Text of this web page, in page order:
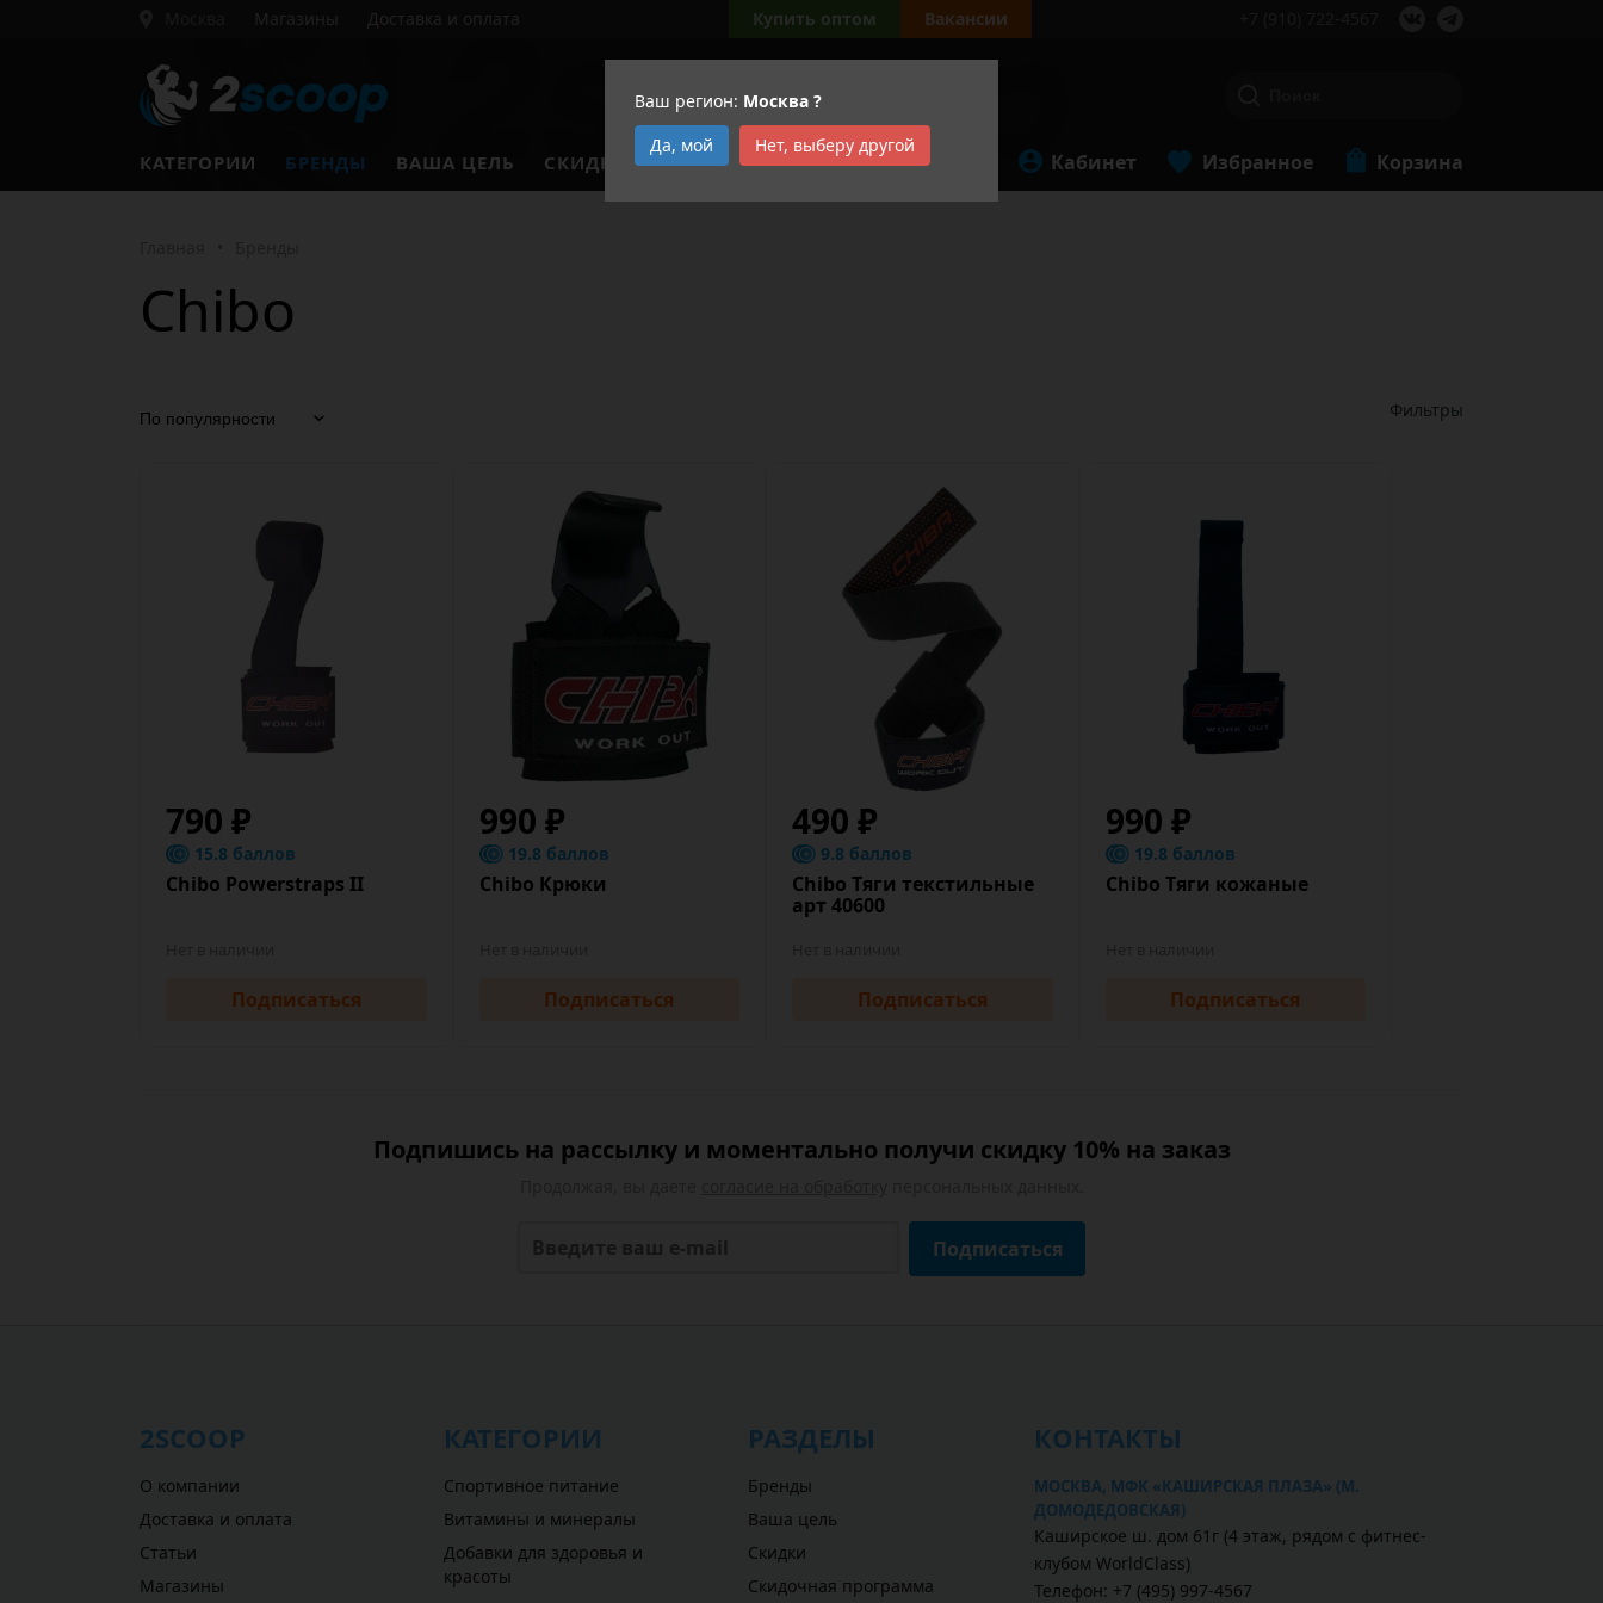
Ваш регион: Москва ?
Да, мой
Нет, выберу другой
Магазины Доставка и оплата Купить оптом Вакансии
КАТЕГОРИИ БРЕНДЫ ВАША ЦЕЛЬ СКИДКИ АКЦИИ Кабинет Избранное Корзина
Chibo
Фильтры
790 ₽
15.8 баллов
Chibo Powerstraps II
Подписаться
990 ₽
19.8 баллов
Chibo Крюки
Подписаться
490 ₽
9.8 баллов
Chibo Тяги текстильные
арт 40600
Подписаться
990 ₽
19.8 баллов
Chibo Тяги кожаные
Подписаться
Подпишись на рассылку и моментально получи скидку 10% на заказ
Подписаться
2SCOOP
О компании
Доставка и оплата
Статьи
Магазины
КАТЕГОРИИ
Спортивное питание
Витамины и минералы
Добавки для здоровья и
красоты
РАЗДЕЛЫ
Бренды
Ваша цель
Скидки
Скидочная программа
КОНТАКТЫ
МОСКВА, МФК «КАШИРСКАЯ ПЛАЗА» (М.
ДОМОДЕДОВСКАЯ)
Каширское ш. дом 61г (4 этаж, рядом с фитнес-
клубом WorldClass)
Телефон: +7 (495) 997-4567